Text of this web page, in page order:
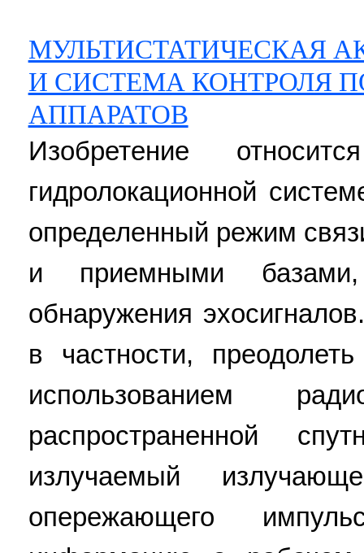
МУЛЬТИСТАТИЧЕСКАЯ
И СИСТЕМА КОНТРОЛЯ
АППАРАТОВ
Изобретение
гидролокационной
определенный режим
и приемными
обнаружения
в частности,
использованием
распространенной
излучаемый
опережающего